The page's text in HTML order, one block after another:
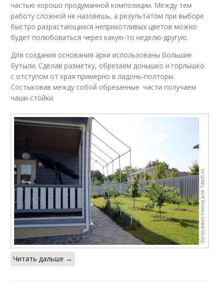
частью хорошо продуманной композиции. Между тем
работу сложной не назовешь, а результатом при выборе
быстро разрастающихся неприхотливых цветов можно
будет полюбоваться через какую-то неделю-другую.
Для создания основания арки использованы большие
бутыли. Сделав разметку, обрезаем донышко и горлышко
с отступом от края примерно в ладонь-полторы.
Состыковав между собой обрезанные части получаем
чаши-стойки.
Читать дальше →